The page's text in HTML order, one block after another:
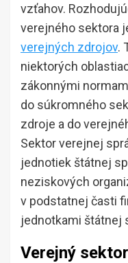
vzťahov.
verejného sektora
verejných zdrojov.
niektorých
zákonnými
do súkromného
zdroje a do
Sektor verejnej
jednotiek štátnej
neziskových
v podstatnej časti
jednotkami štátnej
Verejný